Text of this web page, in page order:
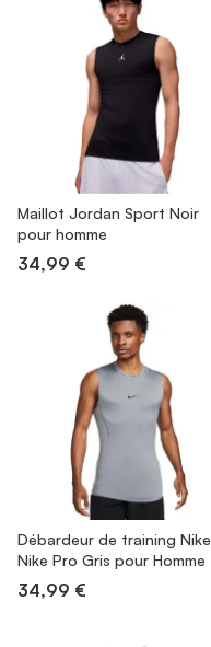
Maillot Jordan Sport Noir
pour homme
34,99 €
Débardeur de training Nike
Nike Pro Gris pour Homme
34,99 €